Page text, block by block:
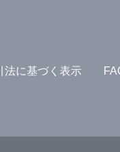
法に基づく表示